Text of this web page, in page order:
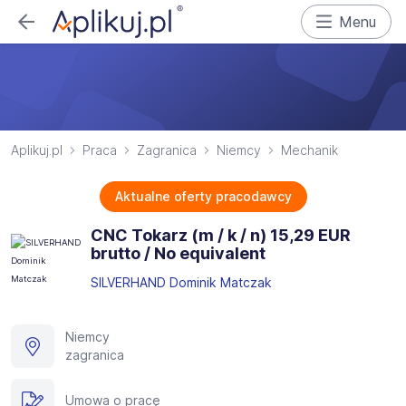
Menu
Aplikuj.pl Praca Zagranica Niemcy Mechanik
Aktualne oferty pracodawcy
CNC Tokarz (m / k / n) 15,29 EUR
brutto / No equivalent
SILVERHAND Dominik Matczak
Niemcy
zagranica
Umowa o pracę